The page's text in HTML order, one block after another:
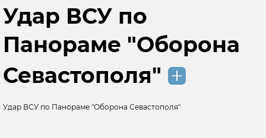
Удар ВСУ по
Панораме "Оборона
Севастополя"
Удар ВСУ по Панораме "Оборона Севастополя"